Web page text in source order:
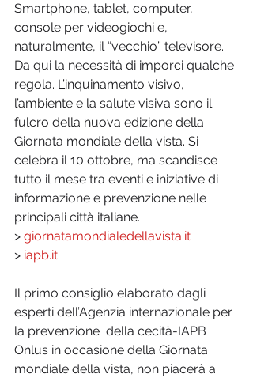
Smartphone, tablet, computer,
console per videogiochi e,
naturalmente, il “vecchio” televisore.
Da qui la necessità di imporci qualche
regola. L’inquinamento visivo,
l’ambiente e la salute visiva sono il
fulcro della nuova edizione della
Giornata mondiale della vista. Si
celebra il 10 ottobre, ma scandisce
tutto il mese tra eventi e iniziative di
informazione e prevenzione nelle
principali città italiane.
> giornatamondialedellavista.it
> iapb.it
Il primo consiglio elaborato dagli
esperti dell’Agenzia internazionale per
la prevenzione  della cecità-IAPB
Onlus in occasione della Giornata
mondiale della vista, non piacerà a